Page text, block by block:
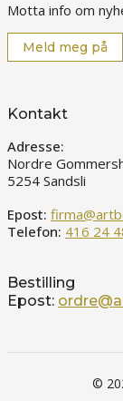
Motta info om
Meld meg på
Kontakt
Adresse:
Nordre
5254 Sandsli
Epost:
Telefon: 416 24
Bestilling
Epost:
©